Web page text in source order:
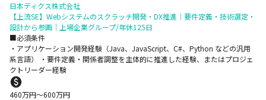
日本ディクス株式会社
【上流SE】Webシステムのスクラッチ開発・DX推進｜要件定義・技術選定・
設計から参画｜上場企業グループ/年休125日
■必須条件
・アプリケーション開発経験（Java、JavaScript、C#、Python などの汎用
系言語） ・要件定義・関係者調整を主体的に推進した経験、またはプロジェ
クトリーダー経験
460万円〜600万円